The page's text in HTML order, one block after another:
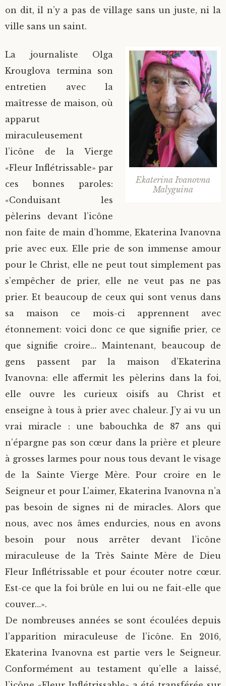
on dit, il n’y a pas de village sans un juste, ni la
ville sans un saint.
Ekaterina Ivanovna
Malyguina
La journaliste Olga
Krouglova termina son
entretien avec la
maîtresse de maison, où
apparut
miraculeusement
l’icône de la Vierge
«Fleur Inflétrissable» par
ces bonnes paroles:
«Conduisant les
pèlerins devant l’icône
non faite de main d’homme, Ekaterina Ivanovna
prie avec eux. Elle prie de son immense amour
pour le Christ, elle ne peut tout simplement pas
s’empêcher de prier, elle ne veut pas ne pas
prier. Et beaucoup de ceux qui sont venus dans
sa maison ce mois-ci apprennent avec
étonnement: voici donc ce que signifie prier, ce
que signifie croire… Maintenant, beaucoup de
gens passent par la maison d’Ekaterina
Ivanovna: elle affermit les pèlerins dans la foi,
elle ouvre les curieux oisifs au Christ et
enseigne à tous à prier avec chaleur. J’y ai vu un
vrai miracle : une babouchka de 87 ans qui
n’épargne pas son cœur dans la prière et pleure
à grosses larmes pour nous tous devant le visage
de la Sainte Vierge Mère. Pour croire en le
Seigneur et pour L’aimer, Ekaterina Ivanovna n’a
pas besoin de signes ni de miracles. Alors que
nous, avec nos âmes endurcies, nous en avons
besoin pour nous arrêter devant l’icône
miraculeuse de la Très Sainte Mère de Dieu
Fleur Inflétrissable et pour écouter notre cœur.
Est-ce que la foi brûle en lui ou ne fait-elle que
couver…».
De nombreuses années se sont écoulées depuis
l’apparition miraculeuse de l’icône. En 2016,
Ekaterina Ivanovna est partie vers le Seigneur.
Conformément au testament qu’elle a laissé,